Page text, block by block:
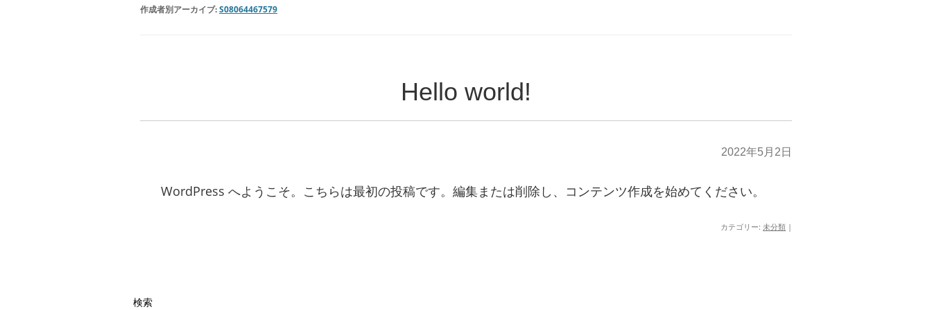
作成者別アーカイブ:S08064467579
Hello world!
2022年5月2日
WordPress へようこそ。こちらは最初の投稿です。編集または削除し、コンテンツ作成を始めてください。
カテゴリー: 未分類 |
検索